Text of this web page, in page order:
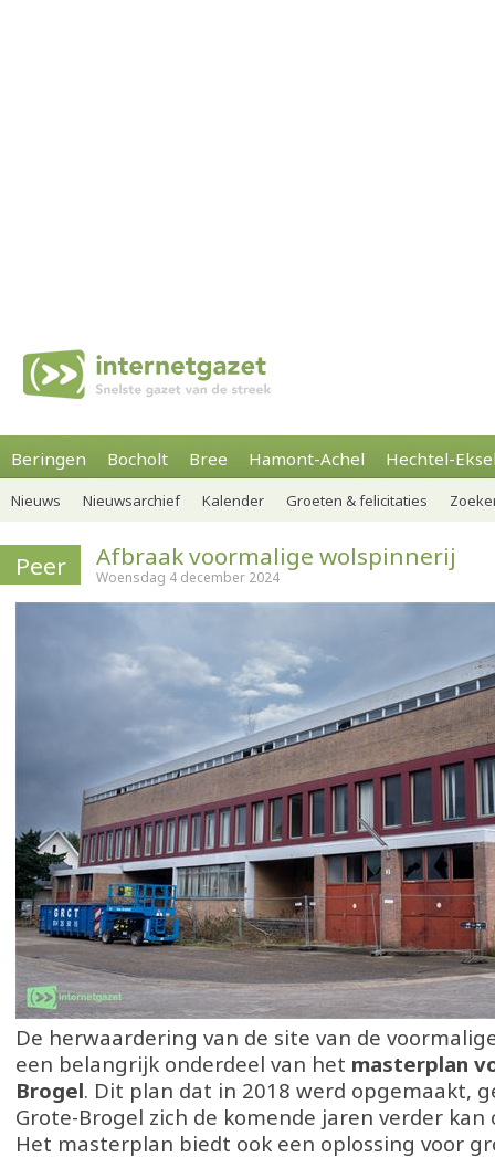
Beringen Bocholt Bree Hamont-Achel Hechtel-
Nieuws Nieuwsarchief Kalender Groeten & felicitaties
Peer Afbraak voormalige wolspinnerij
Woensdag 4 december 2024
De herwaardering van de site van de
een belangrijk onderdeel van het masterplan
Brogel. Dit plan dat in 2018 werd opgemaakt,
Grote-Brogel zich de komende jaren verder
Het masterplan biedt ook een oplossing voor